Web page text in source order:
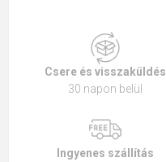
Csere és visszaküldés
30 napon belül
Ingyenes szállítás